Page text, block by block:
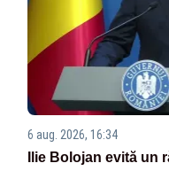
6 aug. 2026, 16:34
Ilie Bolojan evită un